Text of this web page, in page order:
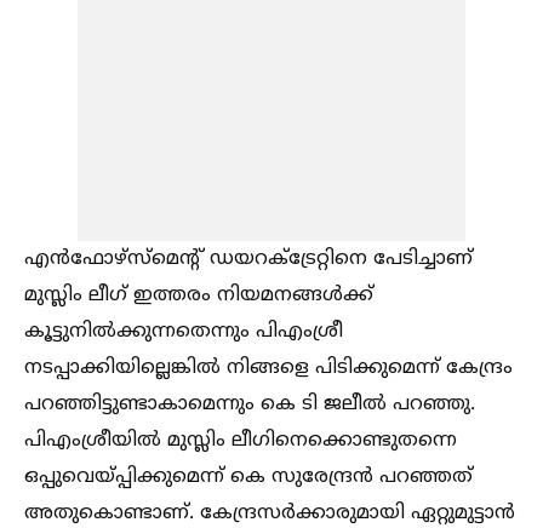
എന്‍ഫോഴ്‌സ്‌മെന്റ് ഡയറക്‌ട്രേറ്റിനെ പേടിച്ചാണ്
മുസ്ലിം ലീഗ് ഇത്തരം നിയമനങ്ങള്‍ക്ക്
കൂട്ടുനില്‍ക്കുന്നതെന്നും പിഎംശ്രീ
നടപ്പാക്കിയില്ലെങ്കില്‍ നിങ്ങളെ പിടിക്കുമെന്ന് കേന്ദ്രം
പറഞ്ഞിട്ടുണ്ടാകാമെന്നും കെ ടി ജലീല്‍ പറഞ്ഞു.
പിഎംശ്രീയില്‍ മുസ്ലിം ലീഗിനെക്കൊണ്ടുതന്നെ
ഒപ്പുവെയ്പ്പിക്കുമെന്ന് കെ സുരേന്ദ്രന്‍ പറഞ്ഞത്
അതുകൊണ്ടാണ്. കേന്ദ്രസര്‍ക്കാരുമായി ഏറ്റുമുട്ടാന്‍